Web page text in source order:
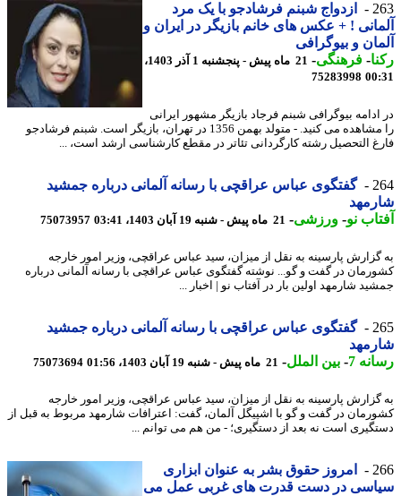
ازدواج شبنم فرشادجو با یک مرد
! + عکس های خانم بازیگر در ایران و
و بیوگرافی
-فرهنگی-
21 ماه پیش - پنجشنبه 1 آذر 1403،
75283998
بیوگرافی شبنم فرجاد بازیگر مشهور ایرانی
را مشاهده می کنید. - متولد بهمن 1356 در تهران، بازیگر است. شبنم فرشادجو
التحصیل رشته کارگردانی تئاتر در مقطع کارشناسی ارشد است، ...
گفتگوی عباس عراقچی با رسانه آلمانی درباره جمشید
نو- ورزشی-21 ماه پیش - شنبه 19 آبان 1403، 03:41 75073957
پارسینه به نقل از میزان، سید عباس عراقچی، وزیر امور خارجه
در گفت و گو... نوشته گفتگوی عباس عراقچی با رسانه آلمانی درباره
شارمهد اولین بار در آفتاب نو | اخبار ...
گفتگوی عباس عراقچی با رسانه آلمانی درباره جمشید
7
-بین الملل-21 ماه پیش - شنبه 19 آبان 1403، 01:56 75073694
پارسینه به نقل از میزان، سید عباس عراقچی، وزیر امور خارجه
در گفت و گو با اشپیگل آلمان، گفت: اعترافات شارمهد مربوط به قبل از
است نه بعد از دستگیری؛ - من هم می توانم ...
امروز حقوق بشر به عنوان ابزاری
در دست قدرت های غربی عمل می